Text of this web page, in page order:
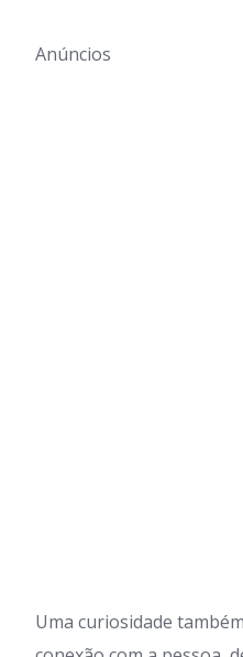
Anúncios
Uma curiosidade